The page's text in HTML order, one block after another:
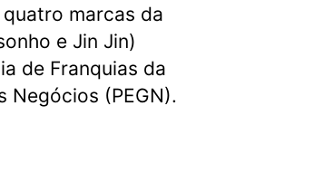
marcas da
e Jin Jin)
de Franquias da
Negócios (PEGN).